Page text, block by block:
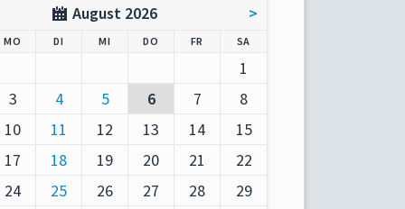
August 2026 >
MO DIENSTAG
MITTWOCH
DO NNERSTAG
FR SA
1
3 4 5 6 7
8
10 11 12 13 14
15
17 18 19 20 21
22
24 25 26 27 28
29